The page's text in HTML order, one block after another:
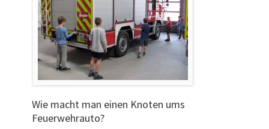
Wie macht man einen Knoten ums
Feuerwehrauto?